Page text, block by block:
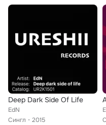
Deep Dark Side Of Life
EdN
Сингл
2015